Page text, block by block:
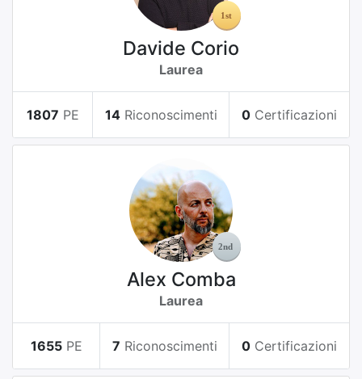
Davide Corio
Laurea
1807 PE 14 Riconoscimenti 0 Certificazioni
Alex Comba
Laurea
1655 PE 7 Riconoscimenti 0 Certificazioni